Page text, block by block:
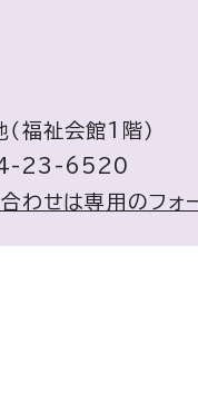
祉会館1階）
23-6520
せは専用のフォ